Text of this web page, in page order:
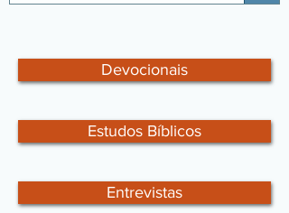
Devocionais
Estudos Bíblicos
Entrevistas